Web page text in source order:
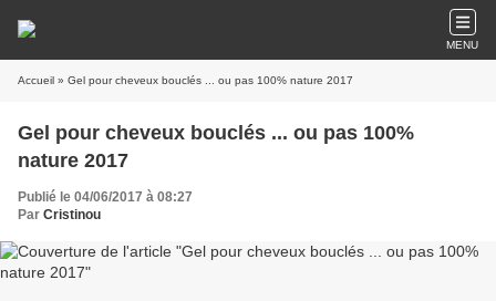
MENU
Accueil » Gel pour cheveux bouclés ... ou pas 100% nature 2017
Gel pour cheveux bouclés ... ou pas 100%
nature 2017
Publié le 04/06/2017 à 08:27
Par Cristinou